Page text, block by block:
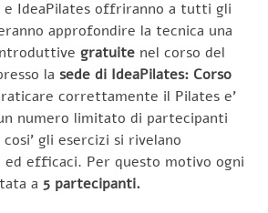
IdeaPilates offriranno a tutti gli
approfondire la tecnica una
gratuite nel corso del
la sede di IdeaPilates: Corso
correttamente il Pilates e’
numero limitato di partecipanti
gli esercizi si rivelano
ed efficaci. Per questo motivo ogni
a 5 partecipanti.